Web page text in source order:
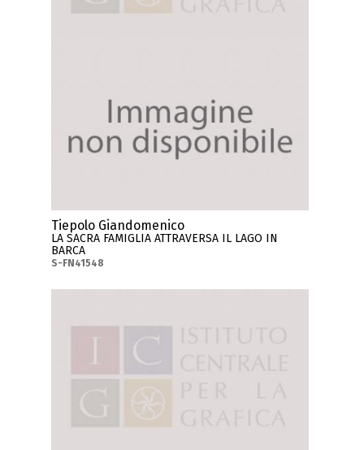
Tiepolo Giandomenico
LA SACRA FAMIGLIA ATTRAVERSA IL LAGO IN
BARCA
S-FN41548